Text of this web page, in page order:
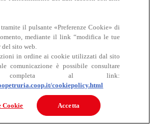
il pulsante «Preferenze Cookie» di
mediante il link “modifica le tue
del sito web.
in ordine ai cookie utilizzati dal sito
comunicazione è possibile consultare
completa al link:
cookiepolicy.html
Cookie Accetta